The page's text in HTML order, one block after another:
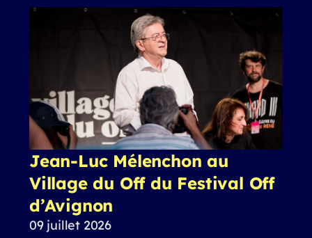
Jean-Luc Mélenchon au
Village du Off du Festival Off
d’Avignon
09 juillet 2026